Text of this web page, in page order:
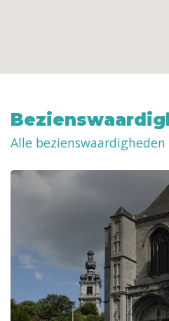
Alle bezienswaardigheden